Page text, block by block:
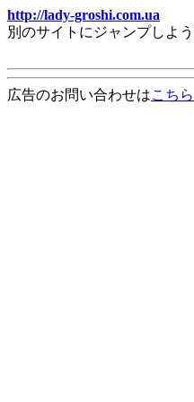
http://lady-groshi.com.ua
別のサイトにジャンプしよ
広告のお問い合わせはこちら